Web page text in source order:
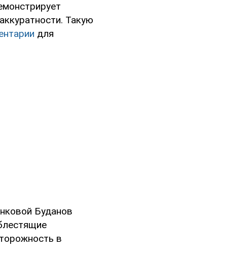
Такую
для
Буданов
в